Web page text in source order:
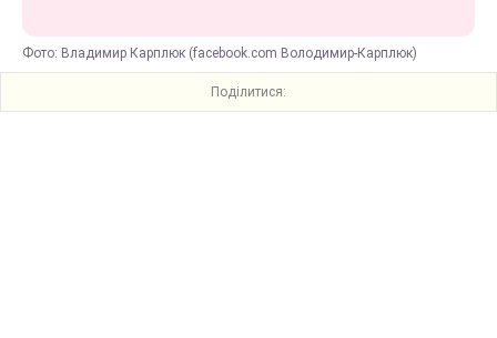
Фото: Владимир Карплюк (facebook.com Володимир-Карплюк)
Поділитися: